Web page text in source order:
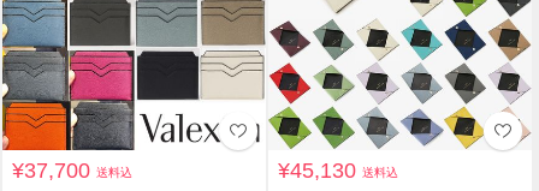
¥37,700送料込 ¥45,130送料込